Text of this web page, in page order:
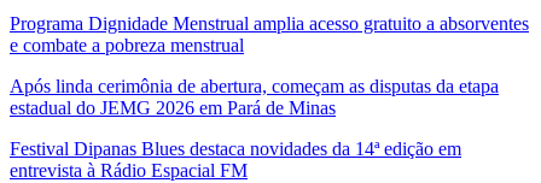
Programa Dignidade Menstrual amplia acesso gratuito a absorventes
e combate a pobreza menstrual
Após linda cerimônia de abertura, começam as disputas da etapa
estadual do JEMG 2026 em Pará de Minas
Festival Dipanas Blues destaca novidades da 14ª edição em
entrevista à Rádio Espacial FM